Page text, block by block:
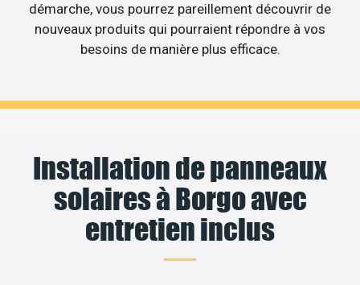
démarche, vous pourrez pareillement découvrir de
nouveaux produits qui pourraient répondre à vos
besoins de manière plus efficace.
Installation de panneaux
solaires à Borgo avec
entretien inclus